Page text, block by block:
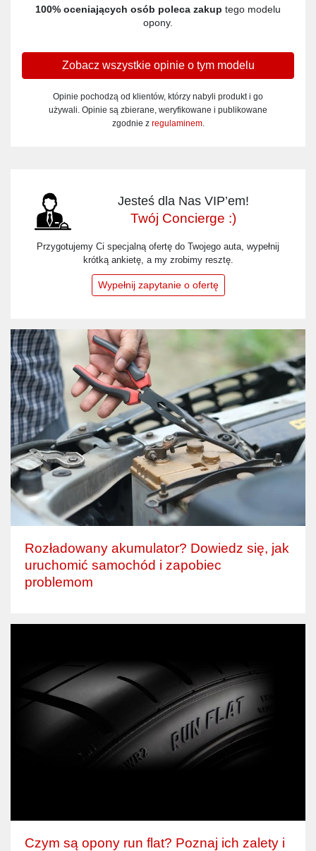
100% oceniających osób poleca zakup tego modelu
opony.
Zobacz wszystkie opinie o tym modelu
Opinie pochodzą od klientów, którzy nabyli produkt i go
używali. Opinie są zbierane, weryfikowane i publikowane
zgodnie z regulaminem.
Jesteś dla Nas VIP’em!
Twój Concierge :)
Przygotujemy Ci specjalną ofertę do Twojego auta, wypełnij
krótką ankietę, a my zrobimy resztę.
Wypełnij zapytanie o ofertę
Rozładowany akumulator? Dowiedz się, jak
uruchomić samochód i zapobiec
problemom
Czym są opony run flat? Poznaj ich zalety i